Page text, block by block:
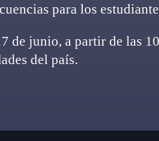
para los
de junio, a partir de las
del país.